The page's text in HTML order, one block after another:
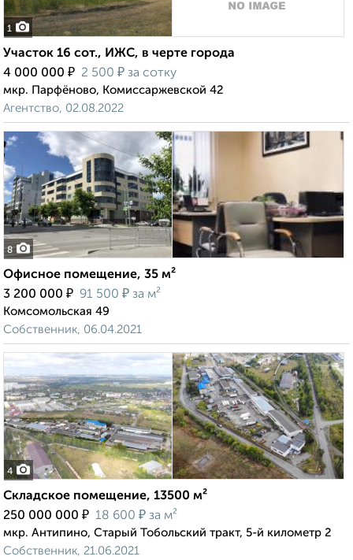
1
Участок 16 сот., ИЖС, в черте города
4 000 000 ₽ 2 500 ₽ за сотку
мкр. Парфёново, Комиссаржевской 42
Агентство, 02.08.2022
8
Офисное помещение, 35 м²
3 200 000 ₽ 91 500 ₽ за м²
Комсомольская 49
Собственник, 06.04.2021
4
Складское помещение, 13500 м²
250 000 000 ₽ 18 600 ₽ за м²
мкр. Антипино, Старый Тобольский тракт, 5-й километр 2
Собственник, 21.06.2021